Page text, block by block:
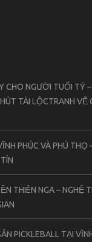
CHO NGƯỜI TUỔI TÝ
TÀI LỘCTRANH VẼ
PHÚC VÀ PHÚ THỌ
THIÊN NGA – NGHỆ
PICKLEBALL TẠI